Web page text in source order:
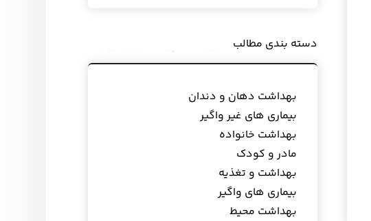
دسته بندی مطالب
بهداشت دهان و دندان
بیماری های غیر واگیر
بهداشت خانواده
مادر و کودک
بهداشت و تغذیه
بیماری های واگیر
بهداشت محیط